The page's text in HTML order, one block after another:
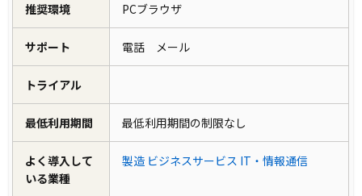
推奨環境 PCブラウザ
サポート 電話 メール
トライアル
最低利用期間 最低利用期間の制限なし
よく導入して
いる業種
製造 ビジネスサービス IT・情報通信